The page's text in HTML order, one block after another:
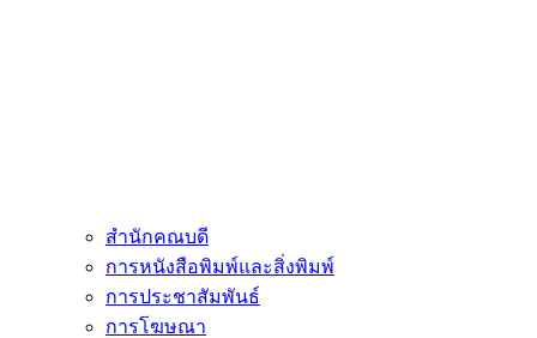
สำนักคณบดี
การหนังสือพิมพ์และสิ่งพิมพ์
การประชาสัมพันธ์
การโฆษณา